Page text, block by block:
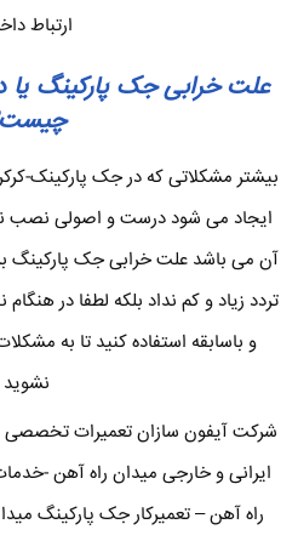
ارتباط
علت خرابی جک پارکینگ یا
بیشتر مشکلاتی که در جک پارکینک-
ایجاد می شود درست و اصولی نصب
آن می باشد علت خرابی جک پارکینگ
تردد زیاد و کم نداد بلکه لطفا در
و باسابقه استفاده کنید تا به
نشوید
شرکت آیفون سازان تعمیرات تخصصی
ایرانی و خارجی میدان راه آهن -
راه آهن – تعمیرکار جک پارکینگ